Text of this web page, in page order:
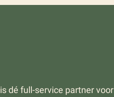
is dé full-service partner voor